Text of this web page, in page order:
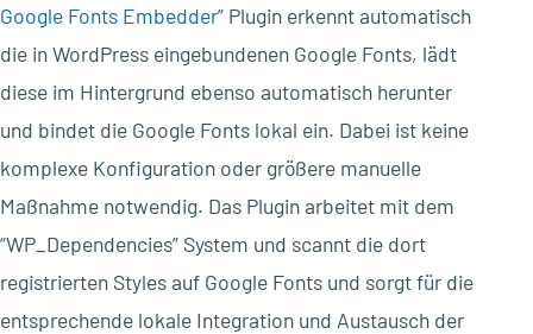
Google Fonts Embedder” Plugin erkennt automatisch
die in WordPress eingebundenen Google Fonts, lädt
diese im Hintergrund ebenso automatisch herunter
und bindet die Google Fonts lokal ein. Dabei ist keine
komplexe Konfiguration oder größere manuelle
Maßnahme notwendig. Das Plugin arbeitet mit dem
“WP_Dependencies” System und scannt die dort
registrierten Styles auf Google Fonts und sorgt für die
entsprechende lokale Integration und Austausch der